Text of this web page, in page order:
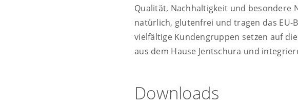
Qualität, Nachhaltigkeit und besondere
natürlich, glutenfrei und tragen das EU-
vielfältige Kundengruppen setzen auf
aus dem Hause Jentschura und
Downloads